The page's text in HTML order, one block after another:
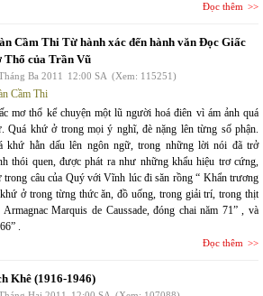
Đọc thêm
Cầm Thi Từ hành xác đến hành văn Đọc Giấc
Thổ của Trần Vũ
Ba 2011 12:00 SA (Xem: 115251)
Cầm Thi
mơ thổ kể chuyện một lũ người hoá điên vì ám ảnh quá
Quá khứ ở trong mọi ý nghĩ, đè nặng lên từng số phận.
khứ hằn dấu lên ngôn ngữ, trong những lời nói đã trở
thói quen, được phát ra như những khẩu hiệu trơ cứng,
trong câu của Quý với Vĩnh lúc đi săn rồng “ Khẩn trương
ở trong từng thức ăn, đồ uống, trong giải trí, trong thịt
Marquis de Caussade, đóng chai năm 71” , và
.
Đọc thêm
Khê (1916-1946)